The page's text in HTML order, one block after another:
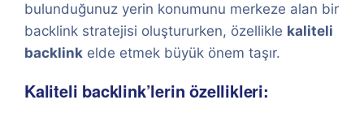
bulunduğunuz yerin konumunu merkeze alan bir
backlink stratejisi oluştururken, özellikle kaliteli
backlink elde etmek büyük önem taşır.
Kaliteli backlink’lerin özellikleri: